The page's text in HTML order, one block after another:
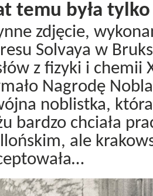
temu była
zdjęcie,
Solvaya w
z fizyki i chemii
Nagrodę
noblistka,
bardzo chciała
ale